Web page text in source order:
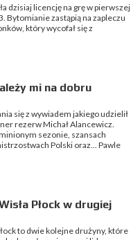
dzisiaj licencję na grę w pierwszej
Bytomianie zastąpią na zapleczu
który wycofał się z
mi na dobru
się z wywiadem jakiego udzielił
rezerw Michał Alancewicz.
sezonie, szansach
Polski oraz... Pawle
Płock w drugiej
to dwie kolejne drużyny, które